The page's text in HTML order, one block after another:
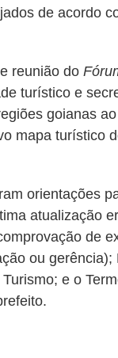
de acordo
reunião do
turístico e
goianas
mapa turístico
orientações
atualização
de
ou
e o